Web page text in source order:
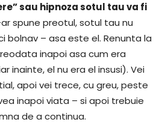
sau hipnoza sotul tau va fi
spune preotul, sotul tau nu
bolnav – asa este el. Renunta la
inapoi asa cum era
inainte, el nu era el insusi). Vei
apoi vei trece, cu greu, peste
inapoi viata – si apoi trebuie
de a continua.